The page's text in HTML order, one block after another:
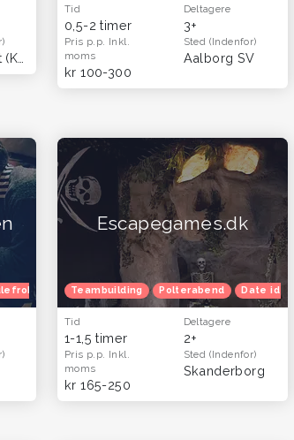
Tid
0,5-2 timer
Deltagere
3+
Pris p.p. Inkl.
moms
kr 100-300
Sted (Indenfor)
Aalborg SV
Herretur Venindetur Efterårferie
Escapegames.dk
Teambuilding Polterabend Date idéer
Tid
1-1,5 timer
Deltagere
2+
Pris p.p. Inkl.
moms
kr 165-250
Sted (Indenfor)
Skanderborg